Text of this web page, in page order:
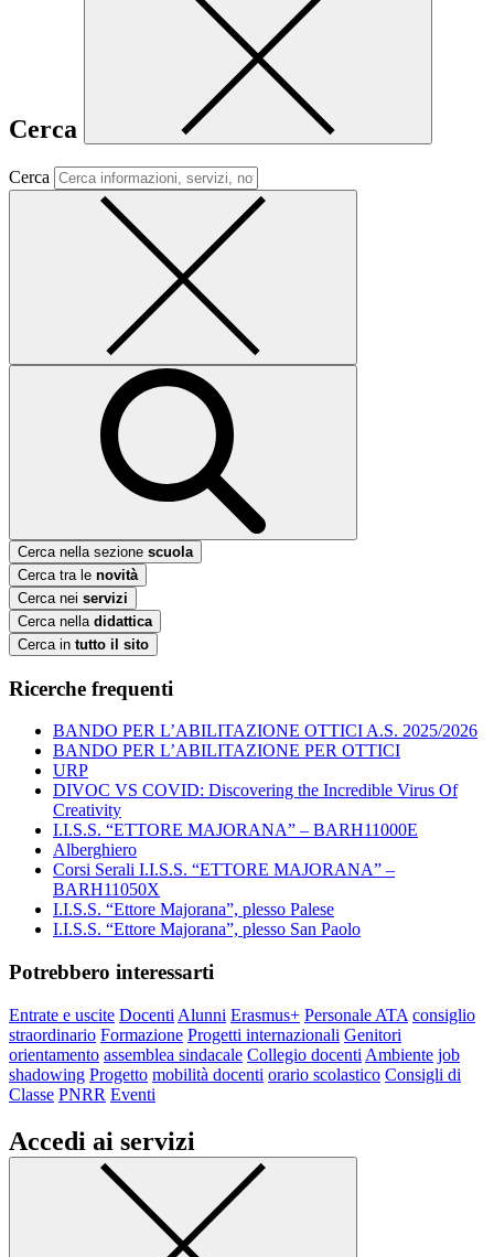
Cerca
Cerca
Cerca nella sezione scuola
Cerca tra le novità
Cerca nei servizi
Cerca nella didattica
Cerca in tutto il sito
Ricerche frequenti
BANDO PER L’ABILITAZIONE OTTICI A.S. 2025/2026
BANDO PER L’ABILITAZIONE PER OTTICI
URP
DIVOC VS COVID: Discovering the Incredible Virus Of
Creativity
I.I.S.S. “ETTORE MAJORANA” – BARH11000E
Alberghiero
Corsi Serali I.I.S.S. “ETTORE MAJORANA” –
BARH11050X
I.I.S.S. “Ettore Majorana”, plesso Palese
I.I.S.S. “Ettore Majorana”, plesso San Paolo
Potrebbero interessarti
Entrate e uscite Docenti Alunni Erasmus+ Personale ATA consiglio
straordinario Formazione Progetti internazionali Genitori
orientamento assemblea sindacale Collegio docenti Ambiente job
shadowing Progetto mobilità docenti orario scolastico Consigli di
Classe PNRR Eventi
Accedi ai servizi